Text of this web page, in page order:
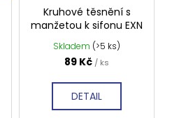
Kruhové těsnění s
manžetou k sifonu EXN
Skladem (>5 ks)
89 Kč / ks
DETAIL